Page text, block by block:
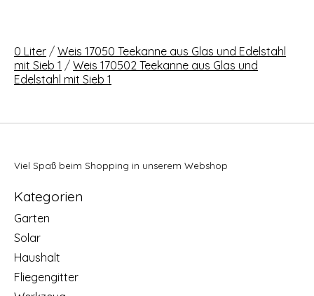
0 Liter / Weis 17050 Teekanne aus Glas und Edelstahl
mit Sieb 1 / Weis 170502 Teekanne aus Glas und
Edelstahl mit Sieb 1
Viel Spaß beim Shopping in unserem Webshop
Kategorien
Garten
Solar
Haushalt
Fliegengitter